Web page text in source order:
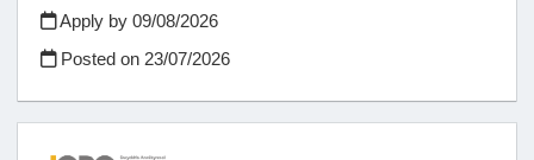
Apply by 09/08/2026
Posted on 23/07/2026